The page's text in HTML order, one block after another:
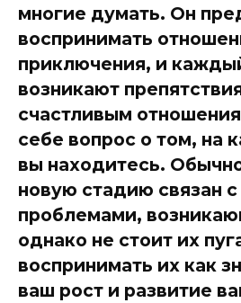
многие думать. Он
воспринимать
приключения, и
возникают
счастливым
себе вопрос о том, на
вы находитесь.
новую стадию связан
проблемами,
однако не стоит их
воспринимать их как
ваш рост и развитие